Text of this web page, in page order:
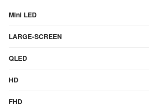
Mini LED
LARGE-SCREEN
QLED
HD
FHD